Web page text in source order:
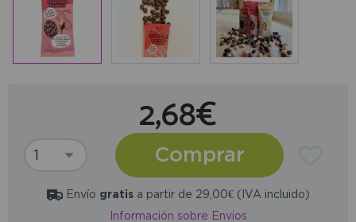
2,68€
Comprar
Envío gratisa partir de 29,00€ (IVA incluido)
Información sobre Envios